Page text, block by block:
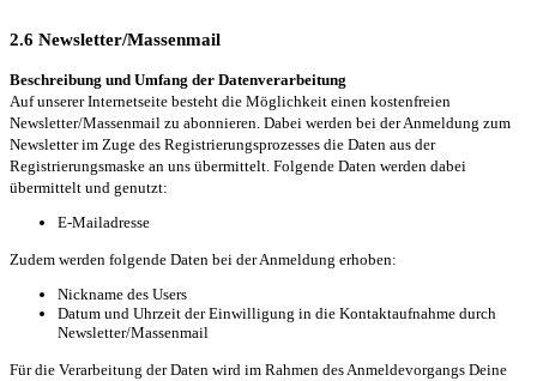
2.6 Newsletter/Massenmail
Beschreibung und Umfang der Datenverarbeitung
Auf unserer Internetseite besteht die Möglichkeit einen kostenfreien
Newsletter/Massenmail zu abonnieren. Dabei werden bei der Anmeldung zum
Newsletter im Zuge des Registrierungsprozesses die Daten aus der
Registrierungsmaske an uns übermittelt. Folgende Daten werden dabei
übermittelt und genutzt:
E-Mailadresse
Zudem werden folgende Daten bei der Anmeldung erhoben:
Nickname des Users
Datum und Uhrzeit der Einwilligung in die Kontaktaufnahme durch
Newsletter/Massenmail
Für die Verarbeitung der Daten wird im Rahmen des Anmeldevorgangs Deine